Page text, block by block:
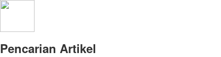
Pencarian Artikel